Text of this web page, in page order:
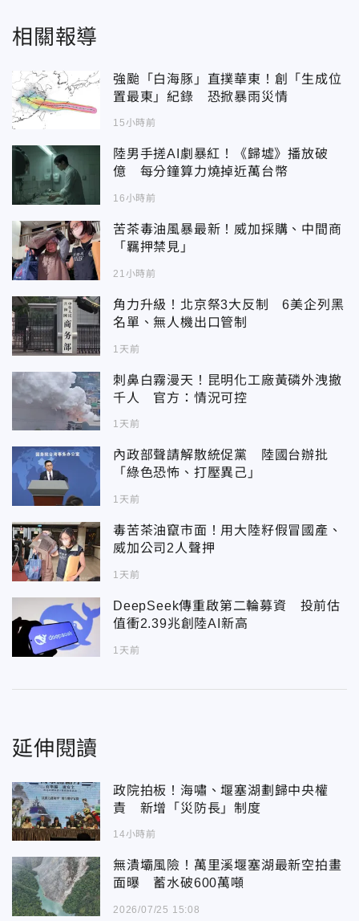
相關報導
強颱「白海豚」直撲華東！創「生成位
置最東」紀錄 恐掀暴雨災情
15小時前
陸男手搓AI劇暴紅！《歸墟》播放破
億 每分鐘算力燒掉近萬台幣
16小時前
苦茶毒油風暴最新！威加採購、中間商
「羈押禁見」
21小時前
角力升級！北京祭3大反制 6美企列黑
名單、無人機出口管制
1天前
刺鼻白霧漫天！昆明化工廠黃磷外洩撤
千人 官方：情況可控
1天前
內政部聲請解散統促黨 陸國台辦批
「綠色恐怖、打壓異己」
1天前
毒苦茶油竄市面！用大陸籽假冒國產、
威加公司2人聲押
1天前
DeepSeek傳重啟第二輪募資 投前估
值衝2.39兆創陸AI新高
1天前
延伸閱讀
政院拍板！海嘯、堰塞湖劃歸中央權
責 新增「災防長」制度
14小時前
無潰壩風險！萬里溪堰塞湖最新空拍畫
面曝 蓄水破600萬噸
2026/07/25 15:08